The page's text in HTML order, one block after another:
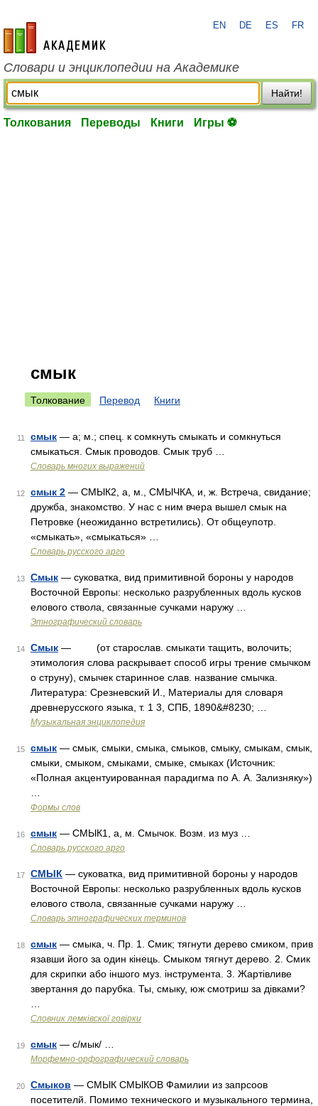
academic.ru
EN DE ES FR
Словари и энциклопедии на Академике
Найти!
Толкования Переводы Книги Игры ⚽
смык
Толкование Перевод Книги
11 смык — а; м.; спец. к сомкнуть смыкать и сомкнуться
смыкаться. Смык проводов. Смык труб …
Словарь многих выражений
12 смык 2 — СМЫК2, а, м., СМЫЧКА, и, ж. Встреча, свидание;
дружба, знакомство. У нас с ним вчера вышел смык на
Петровке (неожиданно встретились). От общеупотр.
«смыкать», «смыкаться» …
Словарь русского арго
13 Смык — суковатка, вид примитивной бороны у народов
Восточной Европы: несколько разрубленных вдоль кусков
елового ствола, связанные сучками наружу …
Этнографический словарь
14 Смык — (от старослав. смыкати тащить, волочить;
этимология слова раскрывает способ игры трение смычком
о струну), смычек старинное слав. название смычка.
Литература: Срезневский И., Материалы для словаря
древнерусского языка, т. 1 3, СПБ, 1890&#8230; …
Музыкальная энциклопедия
15 смык — смык, смыки, смыка, смыков, смыку, смыкам, смык,
смыки, смыком, смыками, смыке, смыках (Источник:
«Полная акцентуированная парадигма по А. А. Зализняку»)
Формы слов
16 смык — СМЫК1, а, м. Смычок. Возм. из муз …
Словарь русского арго
17 СМЫК — суковатка, вид примитивной бороны у народов
Восточной Европы: несколько разрубленных вдоль кусков
елового ствола, связанные сучками наружу …
Словарь этнографических терминов
18 смык — смыка, ч. Пр. 1. Смик; тягнути дерево смиком, прив
язавши його за один кінець. Смыком тягнут дерево. 2. Смик
для скрипки або іншого муз. інструмента. 3. Жартівливе
звертання до парубка. Ты, смыку, юж смотриш за дівками?
Словник лемківскої говірки
19 смык — с/мык/ …
Морфемно-орфографический словарь
20 Смыков — СМЫК СМЫКОВ Фамилии из запрсоов
посетителй. Помимо технического и музыкального термина,